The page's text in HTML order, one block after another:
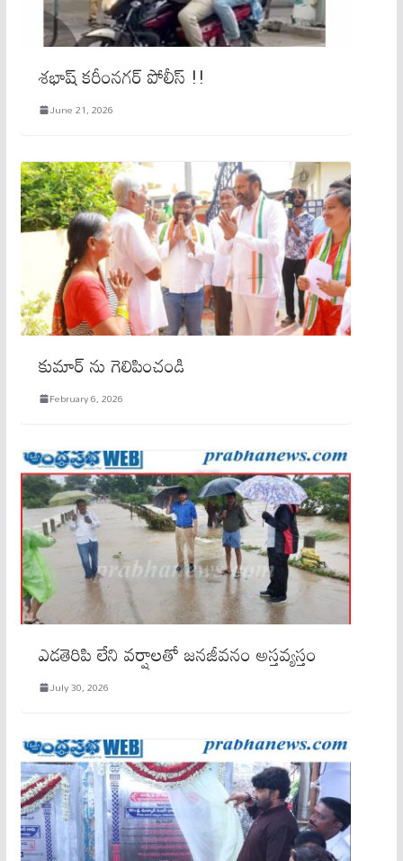
శభాష్ కరీంనగర్ పోలీస్ !!
June 21, 2026
కుమార్ ను గెలిపించండి
February 6, 2026
ఎడతెరిపి లేని వర్షాలతో జనజీవనం అస్తవ్యస్తం
July 30, 2026